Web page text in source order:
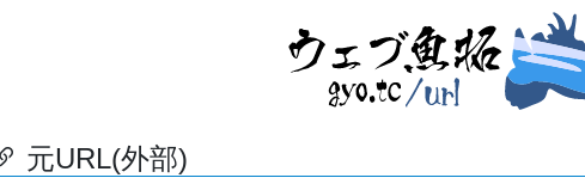
元URL(外部)